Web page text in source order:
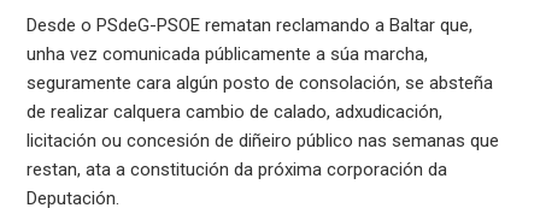
Desde o PSdeG-PSOE rematan reclamando a Baltar que,
unha vez comunicada públicamente a súa marcha,
seguramente cara algún posto de consolación, se absteña
de realizar calquera cambio de calado, adxudicación,
licitación ou concesión de diñeiro público nas semanas que
restan, ata a constitución da próxima corporación da
Deputación.